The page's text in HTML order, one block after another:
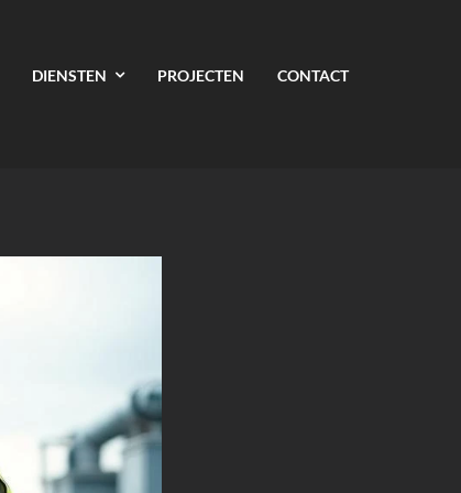
DIENSTEN PROJECTEN CONTACT